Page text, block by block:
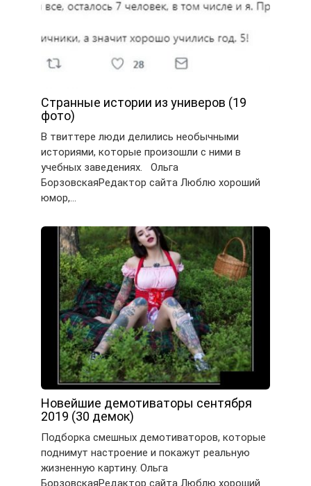
Странные истории из универов (19
фото)
В твиттере люди делились необычными
историями, которые произошли с ними в
учебных заведениях. Ольга
БорзовскаяРедактор сайта Люблю хороший
юмор,…
Новейшие демотиваторы сентября
2019 (30 демок)
Подборка смешных демотиваторов, которые
поднимут настроение и покажут реальную
жизненную картину. Ольга